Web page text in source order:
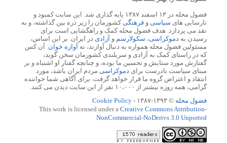
فضول محله در ۱۳ اسفند ۱۳۸۷ پایه گذاری شد. این سایت کمبود و
نارسایی های سیاسی و فرهنگیکشورمان را زیر ذره بین گذاشته، و به
نقد می پردازد. هدف فضول محله کمک و راهگشایی است برای
رسیدن به دموکراسی، سکولارسم و آزادی در ایران. بر این اساس،
مسئولین فضول محله همواره به دنبال آوازند، نه آوازه خوان. آن کس
که در راستای کمک به آزادی و سربلندی کشورمان سخن گوید،
گفتارش مورد ستایش و تحسین ما بوده، و چنانچه گفتار او اشتباه و بر
مبنای سیاست نادرست برای دموکراسی مردم ایران باشد، مورد
انتقاد و اعتراض گروه ما قرار خواهد گرفت. برای آگاهی شما خواننده
گرامی، همه روزه بیشتر از ۱۰،۰۰۰ نفر از این سایت دیدن می کنند.
فضول محله © ۱۳۹۳-۱۳۸۷ -
Cookie Policy
This work is licensed under a Creative Commons Attribution-
NonCommercial-NoDerivs 3.0 Unported